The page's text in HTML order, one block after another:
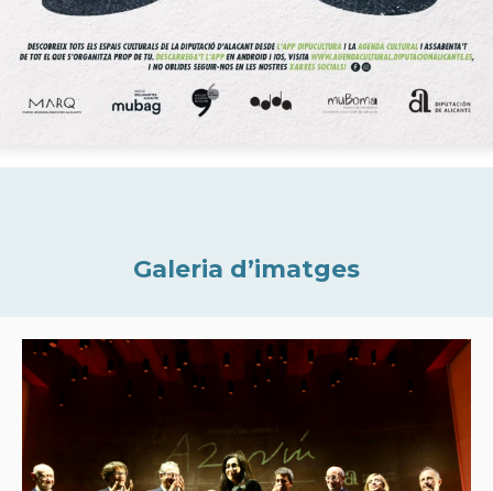
Galeria d’imatges